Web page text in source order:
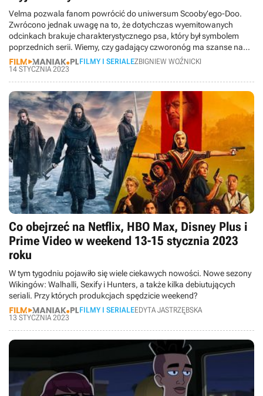
Velma pozwala fanom powrócić do uniwersum Scooby’ego-Doo.
Zwrócono jednak uwagę na to, że dotychczas wyemitowanych
odcinkach brakuje charakterystycznego psa, który był symbolem
poprzednich serii. Wiemy, czy gadający czworonóg ma szanse na
pojawienie się w animacji.FILMY I SERIALEZBIGNIEW WOŹNICKI
14 STYCZNIA 2023
Co obejrzeć na Netflix, HBO Max, Disney Plus i
Prime Video w weekend 13-15 stycznia 2023
roku
W tym tygodniu pojawiło się wiele ciekawych nowości. Nowe sezony
Wikingów: Walhalli, Sexify i Hunters, a także kilka debiutujących
seriali. Przy których produkcjach spędzicie weekend?
FILMY I SERIALEEDYTA JASTRZĘBSKA
13 STYCZNIA 2023